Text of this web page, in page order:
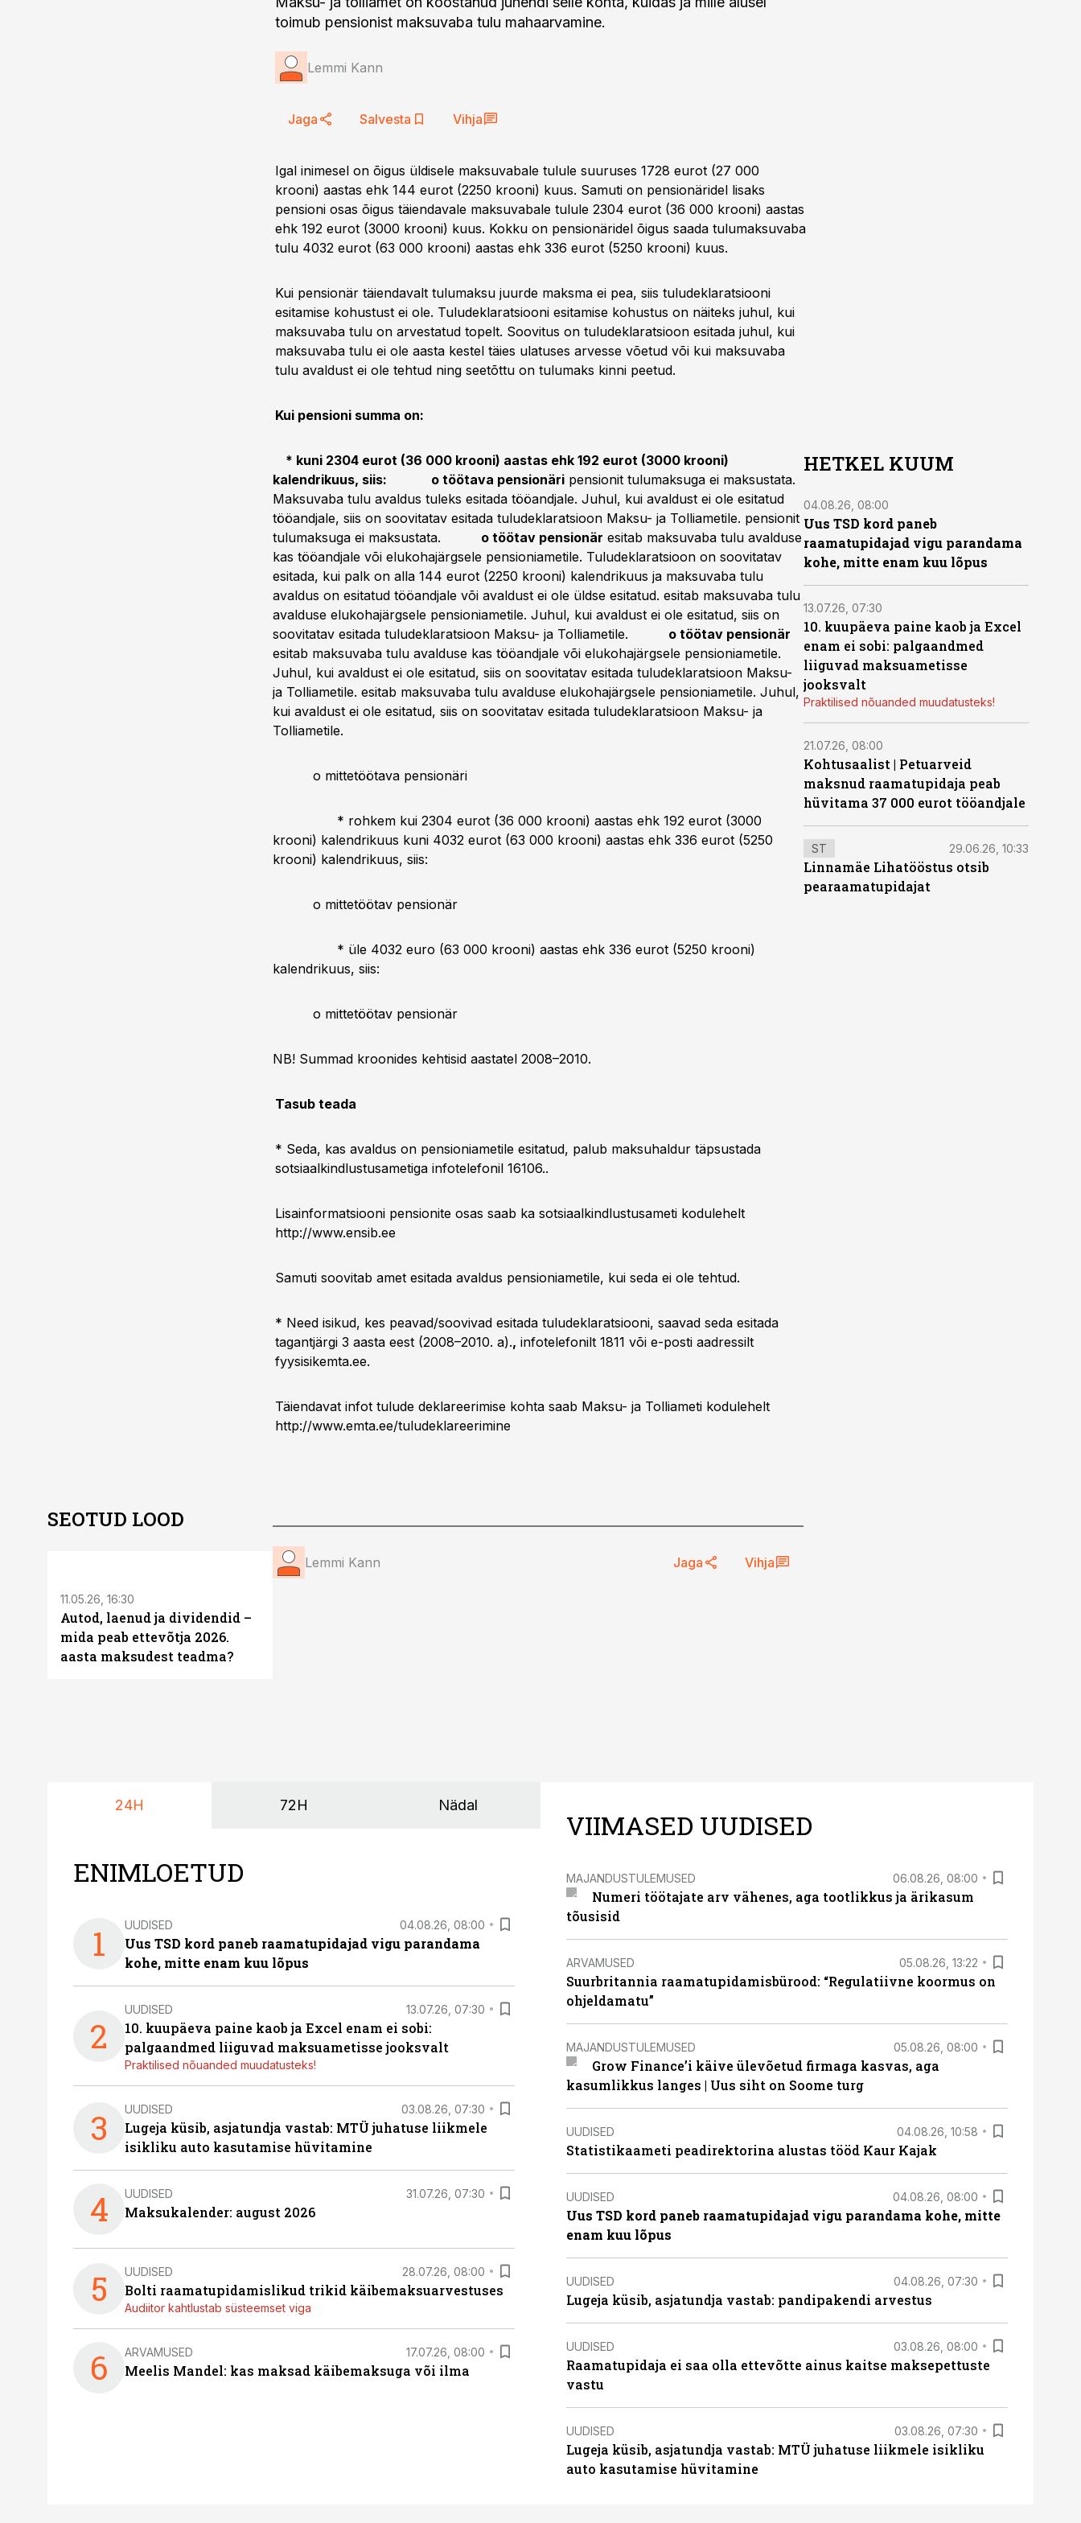
toimub pensionist maksuvaba tulu mahaarvamine.
Lemmi Kann
Jaga Salvesta Vihja
Igal inimesel on õigus üldisele maksuvabale tulule suuruses 1728 eurot (27 000
krooni) aastas ehk 144 eurot (2250 krooni) kuus. Samuti on pensionäridel lisaks
pensioni osas õigus täiendavale maksuvabale tulule 2304 eurot (36 000 krooni) aastas
ehk 192 eurot (3000 krooni) kuus. Kokku on pensionäridel õigus saada tulumaksuvaba
tulu 4032 eurot (63 000 krooni) aastas ehk 336 eurot (5250 krooni) kuus.
Kui pensionär täiendavalt tulumaksu juurde maksma ei pea, siis tuludeklaratsiooni
esitamise kohustust ei ole. Tuludeklaratsiooni esitamise kohustus on näiteks juhul, kui
maksuvaba tulu on arvestatud topelt. Soovitus on tuludeklaratsioon esitada juhul, kui
maksuvaba tulu ei ole aasta kestel täies ulatuses arvesse võetud või kui maksuvaba
tulu avaldust ei ole tehtud ning seetõttu on tulumaks kinni peetud.
Kui pensioni summa on:
* kuni 2304 eurot (36 000 krooni) aastas ehk 192 eurot (3000 krooni)
kalendrikuus, siis:
o töötava pensionäri pensionit tulumaksuga ei maksustata.
Maksuvaba tulu avaldus tuleks esitada tööandjale. Juhul, kui avaldust ei ole esitatud
tööandjale, siis on soovitatav esitada tuludeklaratsioon Maksu- ja Tolliametile. pensionit
tulumaksuga ei maksustata. o töötav pensionär esitab maksuvaba tulu avalduse
kas tööandjale või elukohajärgsele pensioniametile. Tuludeklaratsioon on soovitatav
esitada, kui palk on alla 144 eurot (2250 krooni) kalendrikuus ja maksuvaba tulu
avaldus on esitatud tööandjale või avaldust ei ole üldse esitatud. esitab maksuvaba tulu
avalduse elukohajärgsele pensioniametile. Juhul, kui avaldust ei ole esitatud, siis on
soovitatav esitada tuludeklaratsioon Maksu- ja Tolliametile. o töötav pensionär
esitab maksuvaba tulu avalduse kas tööandjale või elukohajärgsele pensioniametile.
Juhul, kui avaldust ei ole esitatud, siis on soovitatav esitada tuludeklaratsioon Maksu-
ja Tolliametile. esitab maksuvaba tulu avalduse elukohajärgsele pensioniametile. Juhul,
kui avaldust ei ole esitatud, siis on soovitatav esitada tuludeklaratsioon Maksu- ja
Tolliametile.
o mittetöötava pensionäri
* rohkem kui 2304 eurot (36 000 krooni) aastas ehk 192 eurot (3000
krooni) kalendrikuus kuni 4032 eurot (63 000 krooni) aastas ehk 336 eurot (5250
krooni) kalendrikuus, siis:
o mittetöötav pensionär
* üle 4032 euro (63 000 krooni) aastas ehk 336 eurot (5250 krooni)
kalendrikuus, siis:
o mittetöötav pensionär
NB! Summad kroonides kehtisid aastatel 2008–2010.
HETKEL KUUM
04.08.26, 08:00
Uus TSD kord paneb
raamatupidajad vigu parandama
kohe, mitte enam kuu lõpus
13.07.26, 07:30
10. kuupäeva paine kaob ja Excel
enam ei sobi: palgaandmed
liiguvad maksuametisse
jooksvalt
Praktilised nõuanded muudatusteks!
21.07.26, 08:00
Kohtusaalist | Petuarveid
maksnud raamatupidaja peab
hüvitama 37 000 eurot tööandjale
ST 29.06.26, 10:33
Linnamäe Lihatööstus otsib
pearaamatupidajat
Tasub teada
* Seda, kas avaldus on pensioniametile esitatud, palub maksuhaldur täpsustada
sotsiaalkindlustusametiga infotelefonil 16106..
Lisainformatsiooni pensionite osas saab ka sotsiaalkindlustusameti kodulehelt
http://www.ensib.ee
Samuti soovitab amet esitada avaldus pensioniametile, kui seda ei ole tehtud.
* Need isikud, kes peavad/soovivad esitada tuludeklaratsiooni, saavad seda esitada
tagantjärgi 3 aasta eest (2008–2010. a)., infotelefonilt 1811 või e-posti aadressilt
fyysisikemta.ee.
Täiendavat infot tulude deklareerimise kohta saab Maksu- ja Tolliameti kodulehelt
http://www.emta.ee/tuludeklareerimine
Lemmi Kann Jaga Vihja
SEOTUD LOOD
11.05.26, 16:30
Autod, laenud ja dividendid –
mida peab ettevõtja 2026.
aasta maksudest teadma?
24H 72H Nädal
ENIMLOETUD
1 UUDISED 04.08.26, 08:00
Uus TSD kord paneb raamatupidajad vigu parandama
kohe, mitte enam kuu lõpus
2
UUDISED 13.07.26, 07:30
10. kuupäeva paine kaob ja Excel enam ei sobi:
palgaandmed liiguvad maksuametisse jooksvalt
Praktilised nõuanded muudatusteks!
3 UUDISED 03.08.26, 07:30
Lugeja küsib, asjatundja vastab: MTÜ juhatuse liikmele
isikliku auto kasutamise hüvitamine
4 UUDISED 31.07.26, 07:30
Maksukalender: august 2026
5 UUDISED 28.07.26, 08:00
Bolti raamatupidamislikud trikid käibemaksuarvestuses
Audiitor kahtlustab süsteemset viga
6 ARVAMUSED 17.07.26, 08:00
Meelis Mandel: kas maksad käibemaksuga või ilma
VIIMASED UUDISED
MAJANDUSTULEMUSED 06.08.26, 08:00
Numeri töötajate arv vähenes, aga tootlikkus ja ärikasum
tõusisid
ARVAMUSED 05.08.26, 13:22
Suurbritannia raamatupidamisbürood: “Regulatiivne koormus on
ohjeldamatu”
MAJANDUSTULEMUSED 05.08.26, 08:00
Grow Finance’i käive ülevõetud firmaga kasvas, aga
kasumlikkus langes | Uus siht on Soome turg
UUDISED 04.08.26, 10:58
Statistikaameti peadirektorina alustas tööd Kaur Kajak
UUDISED 04.08.26, 08:00
Uus TSD kord paneb raamatupidajad vigu parandama kohe, mitte
enam kuu lõpus
UUDISED 04.08.26, 07:30
Lugeja küsib, asjatundja vastab: pandipakendi arvestus
UUDISED 03.08.26, 08:00
Raamatupidaja ei saa olla ettevõtte ainus kaitse maksepettuste
vastu
UUDISED 03.08.26, 07:30
Lugeja küsib, asjatundja vastab: MTÜ juhatuse liikmele isikliku
auto kasutamise hüvitamine